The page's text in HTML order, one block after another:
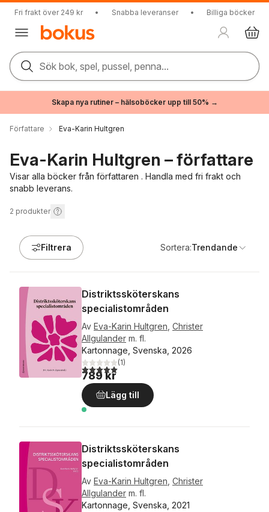
Fri frakt över 249 kr • Snabba leveranser • Billiga böcker
Sök bok, spel, pussel, penna...
Skapa nya rutiner – hälsoböcker upp till 50% →
Författare Eva-Karin Hultgren
Eva-Karin Hultgren – författare
Visar alla böcker från författaren . Handla med fri frakt och
snabb leverans.
2 produkter
Filtrera Sortera:Trendande
Distriktssköterskans
specialistområden
Av Eva-Karin Hultgren Christer
Allgulander m. fl.
Kartonnage, Svenska, 2026
5,0utav 5 stjärnor. Totalt antal röster:
(1)
789 kr
Lägg till
Distriktssköterskans
specialistområden
Av Eva-Karin Hultgren Christer
Allgulander m. fl.
Kartonnage, Svenska, 2021